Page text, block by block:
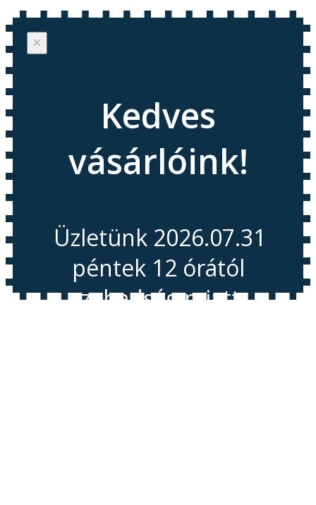
×
Kedves
vásárlóink!
Üzletünk 2026.07.31
péntek 12 órától
szabadság miatt